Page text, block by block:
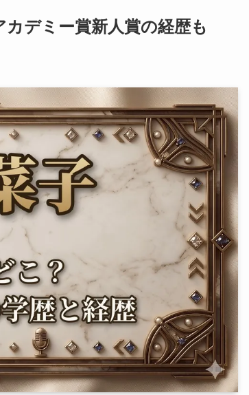
デミー賞新人賞の経歴も